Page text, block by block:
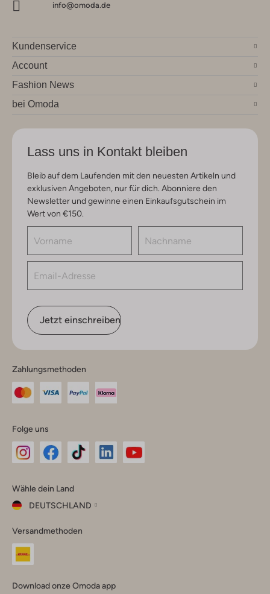
info@omoda.de
Kundenservice
Account
Fashion News
bei Omoda
Lass uns in Kontakt bleiben
Bleib auf dem Laufenden mit den neuesten Artikeln und
exklusiven Angeboten, nur für dich. Abonniere den
Newsletter und gewinne einen Einkaufsgutschein im
Wert von €150.
Jetzt einschreiben
Zahlungsmethoden
Folge uns
Instagram
Facebook
TikTok
Wähle dein Land
DEUTSCHLAND
dein
Land
Versandmethoden
Download onze Omoda app